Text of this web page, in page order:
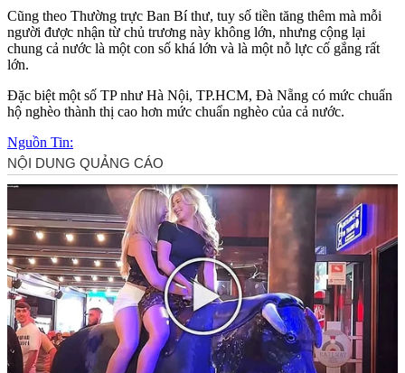
Cũng theo Thường trực Ban Bí thư, tuy số tiền tăng thêm mà mỗi
người được nhận từ chủ trương này không lớn, nhưng cộng lại
chung cả nước là một con số khá lớn và là một nỗ lực cố gắng rất
lớn.
Đặc biệt một số TP như Hà Nội, TP.HCM, Đà Nẵng có mức chuẩn
hộ nghèo thành thị cao hơn mức chuẩn nghèo của cả nước.
Nguồn Tin: